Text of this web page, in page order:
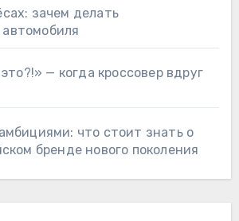
зачем делать
— когда кроссовер вдруг
что стоит знать о
бренде нового поколения